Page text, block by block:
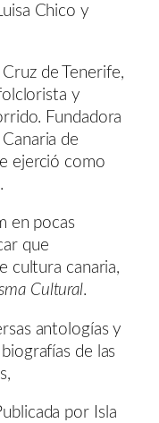
Chico y
de Tenerife,
y
Fundadora
de
ejerció como
en pocas
que
cultura canaria,
Cultural.
antologías y
de las
por Isla